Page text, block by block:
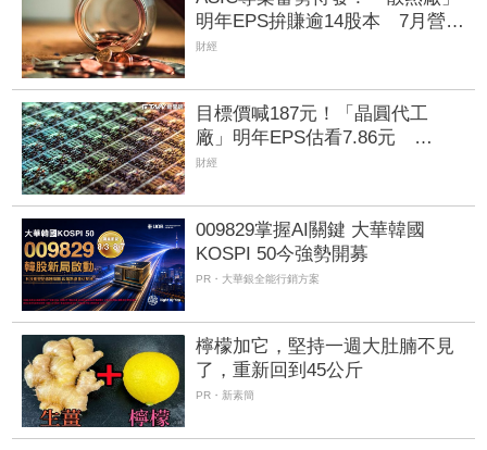
明年EPS拚賺逾14股本 7月營收
攀升116%
財經
目標價喊187元！「晶圓代工
廠」明年EPS估看7.86元
VSMC產能升溫有望挹注營收
財經
009829掌握AI關鍵 大華韓國
KOSPI 50今強勢開募
PR・大華銀全能行銷方案
檸檬加它，堅持一週大肚腩不見
了，重新回到45公斤
PR・新素簡